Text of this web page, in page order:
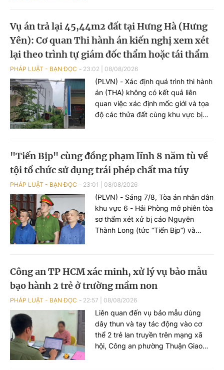
lái xe khác, gậy ba khúc bằng kim
loại và 1 bình xịt hơi cay.
Vụ án trả lại 45,44m2 đất tại Hưng Hà (Hưng
Yên): Cơ quan Thi hành án kiến nghị xem xét
lại theo trình tự giám đốc thẩm hoặc tái thẩm
PHÁP LUẬT - BẠN ĐỌC 23:02 08/08/2026
(PLVN) - Xác định quá trình thi hành
án (THA) không có kết quả liên
quan việc xác định mốc giới và tọa
độ các thửa đất cùng khu vực bị
giám đốc thẩm hoặc tái thẩm.
"Tiến Bịp" cùng đồng phạm lĩnh 8 năm tù về
tội tổ chức sử dụng trái phép chất ma túy
PHÁP LUẬT - BẠN ĐỌC 23:01 08/08/2026
(PLVN) - Sáng 7/8, Tòa án nhân dân
khu vực 6 - Hải Phòng mở phiên tòa
sơ thẩm xét xử bị cáo Nguyễn
Thành Long (tức “Tiến Bịp”) và
Công an TP HCM xác minh, xử lý vụ bảo mẫu
bạo hành 2 trẻ ở trường mầm non
PHÁP LUẬT - BẠN ĐỌC 22:57 08/08/2026
Liên quan đến vụ bảo mẫu dùng
dây thun và tay tác động vào cơ
thể 2 trẻ lan truyền trên mạng xã
hội, Công an phường Thuận Giao